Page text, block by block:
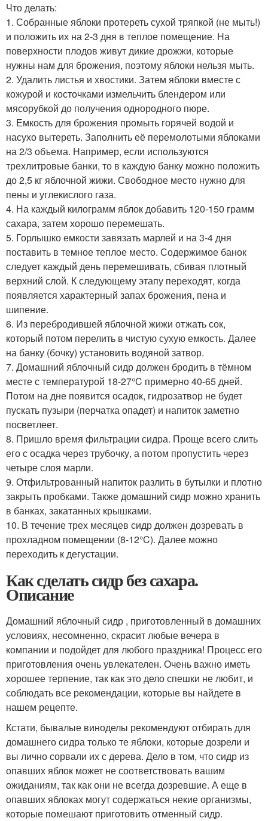
Что делать:
1. Собранные яблоки протереть сухой тряпкой (не мыть!)
и положить их на 2-3 дня в теплое помещение. На
поверхности плодов живут дикие дрожжи, которые
нужны нам для брожения, поэтому яблоки нельзя мыть.
2. Удалить листья и хвостики. Затем яблоки вместе с
кожурой и косточками измельчить блендером или
мясорубкой до получения однородного пюре.
3. Емкость для брожения промыть горячей водой и
насухо вытереть. Заполнить её перемолотыми яблоками
на 2/3 объема. Например, если используются
трехлитровые банки, то в каждую банку можно положить
до 2,5 кг яблочной жижи. Свободное место нужно для
пены и углекислого газа.
4. На каждый килограмм яблок добавить 120-150 грамм
сахара, затем хорошо перемешать.
5. Горлышко емкости завязать марлей и на 3-4 дня
поставить в темное теплое место. Содержимое банок
следует каждый день перемешивать, сбивая плотный
верхний слой. К следующему этапу переходят, когда
появляется характерный запах брожения, пена и
шипение.
6. Из перебродившей яблочной жижи отжать сок,
который потом перелить в чистую сухую емкость. Далее
на банку (бочку) установить водяной затвор.
7. Домашний яблочный сидр должен бродить в тёмном
месте с температурой 18-27°C примерно 40-65 дней.
Потом на дне появится осадок, гидрозатвор не будет
пускать пузыри (перчатка опадет) и напиток заметно
посветлеет.
8. Пришло время фильтрации сидра. Проще всего слить
его с осадка через трубочку, а потом пропустить через
четыре слоя марли.
9. Отфильтрованный напиток разлить в бутылки и плотно
закрыть пробками. Также домашний сидр можно хранить
в банках, закатанных крышками.
10. В течение трех месяцев сидр должен дозревать в
прохладном помещении (8-12°C). Далее можно
переходить к дегустации.
Как сделать сидр без сахара.
Описание
Домашний яблочный сидр , приготовленный в домашних
условиях, несомненно, скрасит любые вечера в
компании и подойдет для любого праздника! Процесс его
приготовления очень увлекателен. Очень важно иметь
хорошее терпение, так как это дело спешки не любит, и
соблюдать все рекомендации, которые вы найдете в
нашем рецепте.
Кстати, бывалые виноделы рекомендуют отбирать для
домашнего сидра только те яблоки, которые дозрели и
вы лично сорвали их с дерева. Дело в том, что сидр из
опавших яблок может не соответствовать вашим
ожиданиям, так как они не всегда дозревшие. А еще в
опавших яблоках могут содержаться некие организмы,
которые помешают приготовить отменный сидр.